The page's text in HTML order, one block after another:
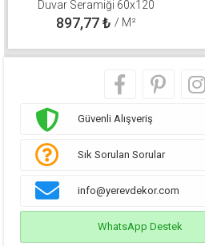
Duvar Seramiği 60x120
310100800571
897,77₺ / M²
Güvenli Alışveriş
Sık Sorulan Sorular
info@yerevdekor.com
WhatsApp Destek